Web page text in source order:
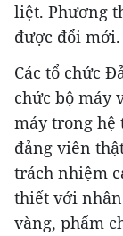
liệt. Phương
được đổi mới.
Các tổ chức
chức bộ máy
máy trong
đảng viên
trách nhiệm
thiết với
vàng, phẩm